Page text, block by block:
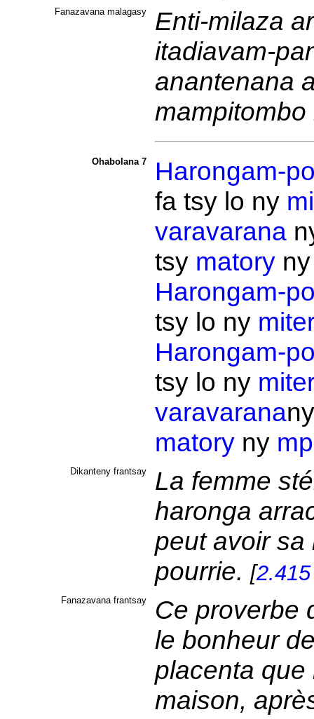
Fanazavana malagasy
Enti-milaza
itadiavam-
anantenana
Ohabolana 7
Harongam-
fa tsy lo ny
varavarana
tsy matory
Harongam-
tsy lo ny
Harongam-
tsy lo ny
varavarana
matoryny
Dikanteny frantsay
La femme
haronga
peut avoir sa
pourrie. [2.415
Fanazavana frantsay
Ce proverbe
le bonheur
placenta que
maison,